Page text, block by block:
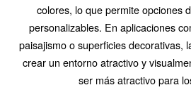
colores, lo que permite opciones
personalizables. En aplicaciones
paisajismo o superficies decorativas,
crear un entorno atractivo y
ser más atractivo para